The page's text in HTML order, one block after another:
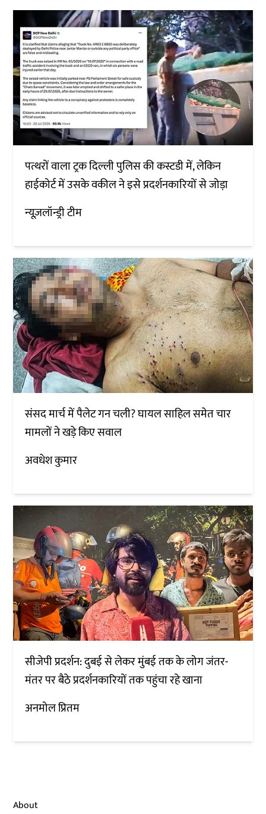
पत्थरों वाला ट्रक दिल्ली पुलिस की कस्टडी में, लेकिन
हाईकोर्ट में उसके वकील ने इसे प्रदर्शनकारियों से जोड़ा
न्यूज़लॉन्ड्री टीम
संसद मार्च में पैलेट गन चली? घायल साहिल समेत चार
मामलों ने खड़े किए सवाल
अवधेश कुमार
सीजेपी प्रदर्शन: दुबई से लेकर मुंबई तक के लोग जंतर-
मंतर पर बैठे प्रदर्शनकारियों तक पहुंचा रहे खाना
अनमोल प्रितम
About